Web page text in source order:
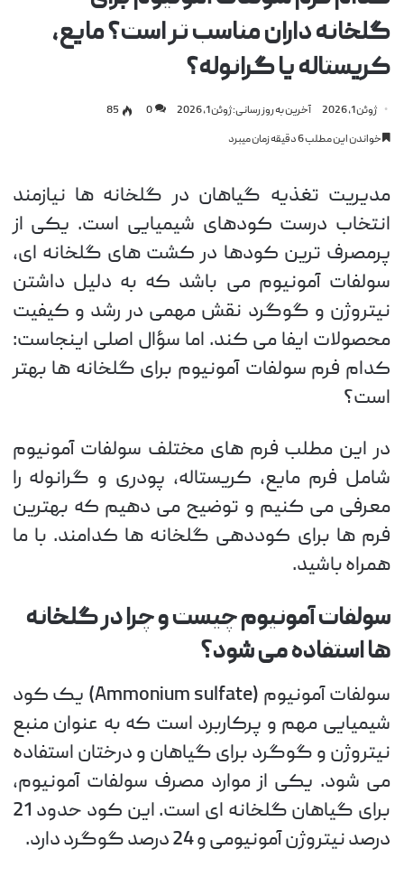
گلخانه داران مناسب تر است؟ مایع،
کریستاله یا گرانوله؟
ژوئن 1, 2026 آخرین به روز رسانی: ژوئن 1, 2026 0
85
خواندن این مطلب 6 دقیقه زمان میبرد
مدیریت تغذیه گیاهان در گلخانه ها نیازمند
انتخاب درست کودهای شیمیایی است. یکی از
پرمصرف ترین کودها در کشت های گلخانه ای،
سولفات آمونیوم می باشد که به دلیل داشتن
نیتروژن و گوگرد نقش مهمی در رشد و کیفیت
محصولات ایفا می کند. اما سؤال اصلی اینجاست:
کدام فرم سولفات آمونیوم برای گلخانه ها بهتر
است؟
در این مطلب فرم های مختلف سولفات آمونیوم
شامل فرم مایع، کریستاله، پودری و گرانوله را
معرفی می کنیم و توضیح می دهیم که بهترین
فرم ها برای کوددهی گلخانه ها کدامند. با ما
همراه باشید.
سولفات آمونیوم چیست و چرا در گلخانه
ها استفاده می شود؟
سولفات آمونیوم (Ammonium sulfate) یک کود
شیمیایی مهم و پرکاربرد است که به عنوان منبع
نیتروژن و گوگرد برای گیاهان و درختان استفاده
می شود. یکی از موارد مصرف سولفات آمونیوم،
برای گیاهان گلخانه ای است. این کود حدود 21
درصد نیتروژن آمونیومی و 24 درصد گوگرد دارد.